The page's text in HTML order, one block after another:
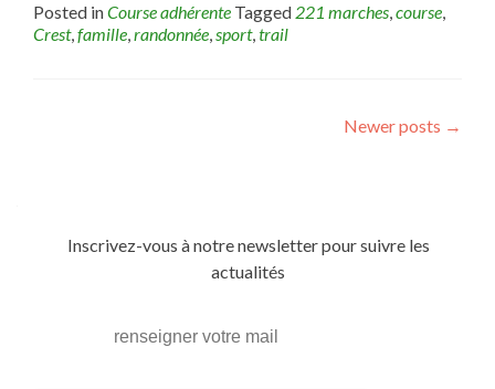
Posted inCourse adhérente Tagged 221 marches,course,
Crest,famille,randonnée,sport,trail
Newer posts →
Inscrivez-vous à notre newsletter pour suivre les
actualités